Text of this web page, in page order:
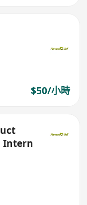
$50/小時
Intern